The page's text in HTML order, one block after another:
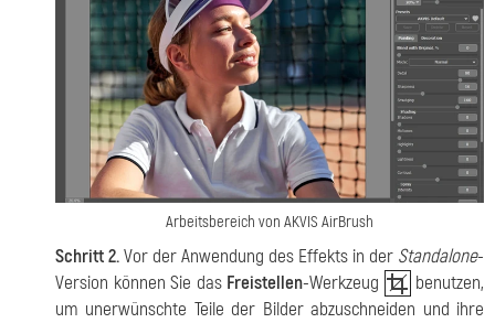
Arbeitsbereich von AKVIS AirBrush
Schritt 2.Vor der Anwendung des Effekts in der Standalone-
Version können Sie das Freistellen-Werkzeug
benutzen,
um unerwünschte Teile der Bilder abzuschneiden und ihre